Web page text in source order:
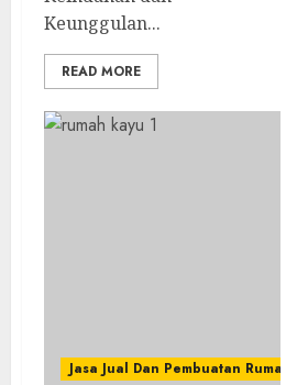
Keunggulan...
READ MORE
Jasa Jual Dan Pembuatan Rumah